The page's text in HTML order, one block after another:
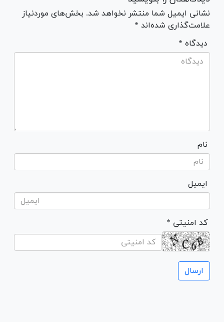
نشانی ایمیل شما منتشر نخواهد شد. بخش‌های موردنیاز
علامت‌گذاری شده‌اند *
* دیدگاه
نام
ایمیل
* کد امنیتی